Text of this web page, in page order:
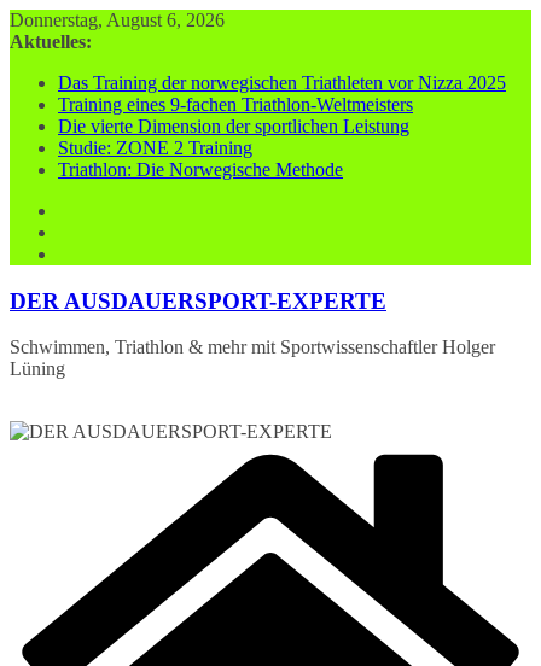
Zum
Inhalt
Donnerstag, August 6, 2026
Aktuelles:
Das Training der norwegischen Triathleten vor Nizza 2025
Training eines 9-fachen Triathlon-Weltmeisters
Die vierte Dimension der sportlichen Leistung
Studie: ZONE 2 Training
Triathlon: Die Norwegische Methode
DER AUSDAUERSPORT-EXPERTE
Schwimmen, Triathlon & mehr mit Sportwissenschaftler Holger
Lüning